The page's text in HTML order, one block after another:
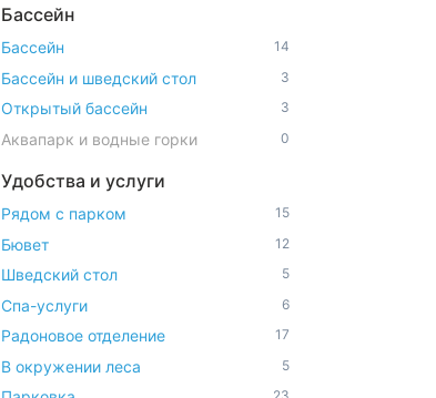
Бассейн
Бассейн 14
Бассейн и шведский стол 3
Открытый бассейн 3
Аквапарк и водные горки 0
Удобства и услуги
Рядом с парком 15
Бювет 12
Шведский стол 5
Спа-услуги 6
Радоновое отделение 17
В окружении леса 5